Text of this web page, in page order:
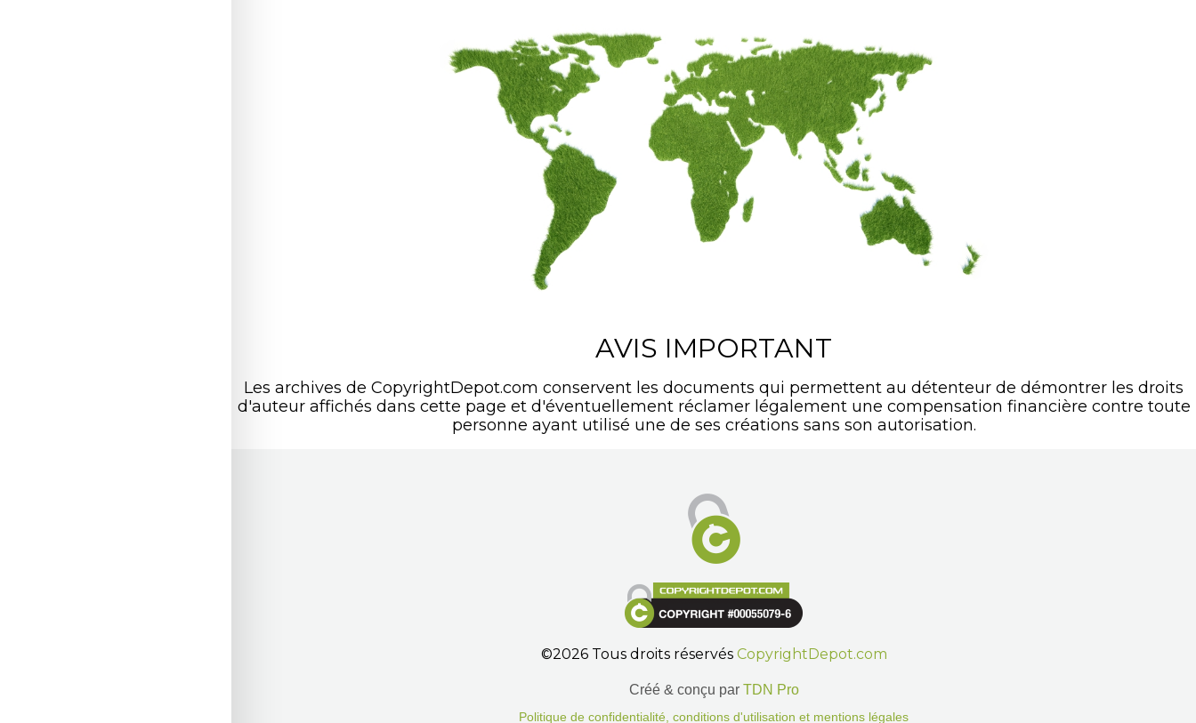
AVIS IMPORTANT
Les archives de CopyrightDepot.com conservent les documents qui permettent au détenteur de démontrer les droits
d'auteur affichés dans cette page et d'éventuellement réclamer légalement une compensation financière contre toute
personne ayant utilisé une de ses créations sans son autorisation.
©2026 Tous droits réservés CopyrightDepot.com
Créé & conçu par TDN Pro
Politique de confidentialité, conditions d'utilisation et mentions légales